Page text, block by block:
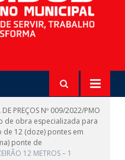
PREÇOS Nº 009/2022/PMO
de obra especializada para
de 12 (doze) pontes em
ponte de
12 METROS – 1